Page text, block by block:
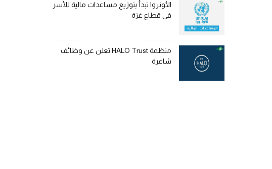
الأونروا تبدأ بتوزيع مساعدات مالية للأسر
في قطاع غزة
منظمة HALO Trust تعلن عن وظائف
شاغرة